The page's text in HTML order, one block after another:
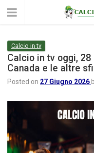
Calcio in tv
Calcio in tv oggi,
Canada e le altre
Posted on 27 Giugno 2026